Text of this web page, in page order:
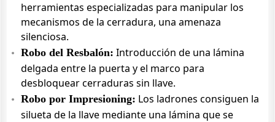
herramientas especializadas para manipular los
mecanismos de la cerradura, una amenaza
silenciosa.
Robo del Resbalón: Introducción de una lámina
delgada entre la puerta y el marco para
desbloquear cerraduras sin llave.
Robo por Impresioning: Los ladrones consiguen la
silueta de la llave mediante una lámina que se